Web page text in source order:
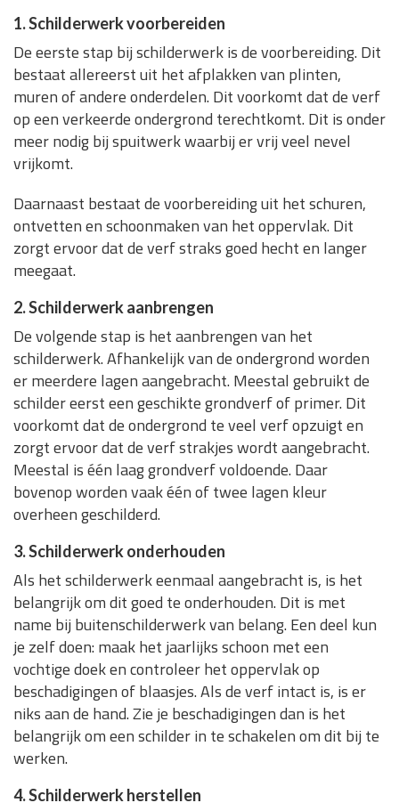
1. Schilderwerk voorbereiden
De eerste stap bij schilderwerk is de voorbereiding. Dit
bestaat allereerst uit het afplakken van plinten,
muren of andere onderdelen. Dit voorkomt dat de verf
op een verkeerde ondergrond terechtkomt. Dit is onder
meer nodig bij spuitwerk waarbij er vrij veel nevel
vrijkomt.
Daarnaast bestaat de voorbereiding uit het schuren,
ontvetten en schoonmaken van het oppervlak. Dit
zorgt ervoor dat de verf straks goed hecht en langer
meegaat.
2. Schilderwerk aanbrengen
De volgende stap is het aanbrengen van het
schilderwerk. Afhankelijk van de ondergrond worden
er meerdere lagen aangebracht. Meestal gebruikt de
schilder eerst een geschikte grondverf of primer. Dit
voorkomt dat de ondergrond te veel verf opzuigt en
zorgt ervoor dat de verf strakjes wordt aangebracht.
Meestal is één laag grondverf voldoende. Daar
bovenop worden vaak één of twee lagen kleur
overheen geschilderd.
3. Schilderwerk onderhouden
Als het schilderwerk eenmaal aangebracht is, is het
belangrijk om dit goed te onderhouden. Dit is met
name bij buitenschilderwerk van belang. Een deel kun
je zelf doen: maak het jaarlijks schoon met een
vochtige doek en controleer het oppervlak op
beschadigingen of blaasjes. Als de verf intact is, is er
niks aan de hand. Zie je beschadigingen dan is het
belangrijk om een schilder in te schakelen om dit bij te
werken.
4. Schilderwerk herstellen